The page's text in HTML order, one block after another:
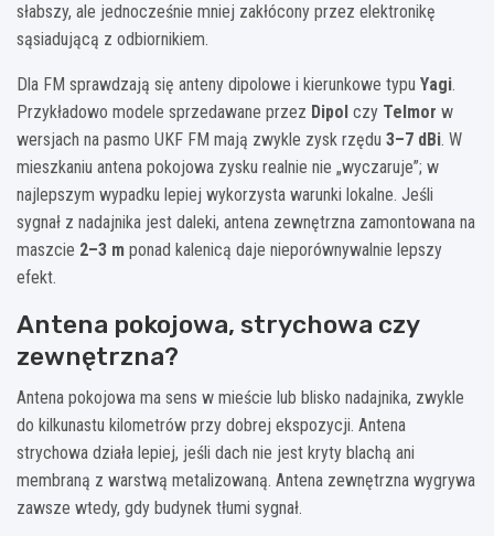
słabszy, ale jednocześnie mniej zakłócony przez elektronikę
sąsiadującą z odbiornikiem.
Dla FM sprawdzają się anteny dipolowe i kierunkowe typu Yagi.
Przykładowo modele sprzedawane przez Dipol czy Telmor w
wersjach na pasmo UKF FM mają zwykle zysk rzędu 3–7 dBi. W
mieszkaniu antena pokojowa zysku realnie nie „wyczaruje”; w
najlepszym wypadku lepiej wykorzysta warunki lokalne. Jeśli
sygnał z nadajnika jest daleki, antena zewnętrzna zamontowana na
maszcie 2–3 m ponad kalenicą daje nieporównywalnie lepszy
efekt.
Antena pokojowa, strychowa czy
zewnętrzna?
Antena pokojowa ma sens w mieście lub blisko nadajnika, zwykle
do kilkunastu kilometrów przy dobrej ekspozycji. Antena
strychowa działa lepiej, jeśli dach nie jest kryty blachą ani
membraną z warstwą metalizowaną. Antena zewnętrzna wygrywa
zawsze wtedy, gdy budynek tłumi sygnał.